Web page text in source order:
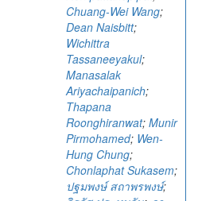
Chuang-Wei Wang;
Dean Naisbitt;
Wichittra
Tassaneeyakul;
Manasalak
Ariyachaipanich;
Thapana
Roonghiranwat; Munir
Pirmohamed; Wen-
Hung Chung;
Chonlaphat Sukasem;
ปฐมพงษ์ สถาพรพงษ์;